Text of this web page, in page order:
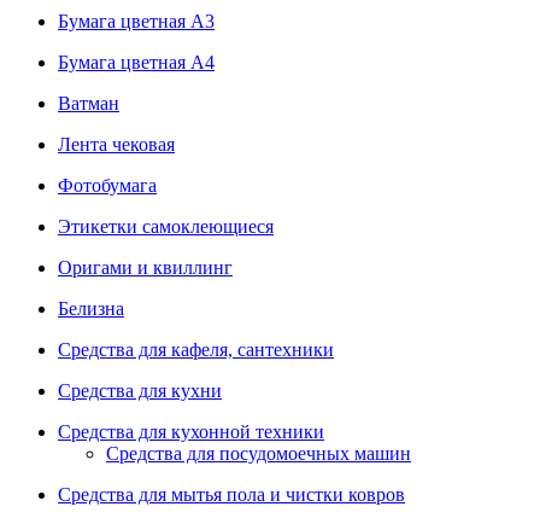
Бумага цветная А3
Бумага цветная А4
Ватман
Лента чековая
Фотобумага
Этикетки самоклеющиеся
Оригами и квиллинг
Белизна
Средства для кафеля, сантехники
Средства для кухни
Средства для кухонной техники
Средства для посудомоечных машин
Средства для мытья пола и чистки ковров